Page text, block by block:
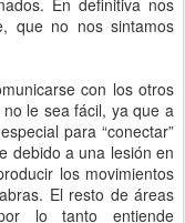
que no nos sintamos
con los otros
le sea fácil, ya que a
para “conectar”
debido a una lesión en
los movimientos
El resto de áreas
lo tanto entiende